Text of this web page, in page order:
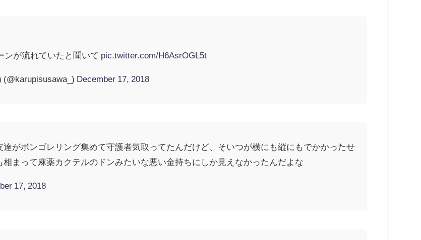
ンが流れていたと聞いて pic.twitter.com/H6AsrOGL5t
December 17, 2018
達がボンゴレリング集めて守護者気取ってたんだけど、そいつが横にも縦にもでかかったせ
まって麻薬カクテルのドンみたいな悪い金持ちにしか見えなかったんだよな
17, 2018